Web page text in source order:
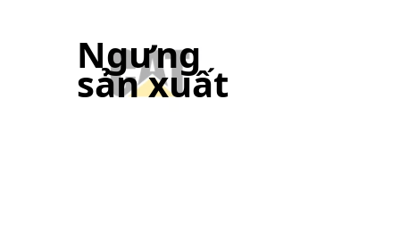
Ngưng
sản xuất